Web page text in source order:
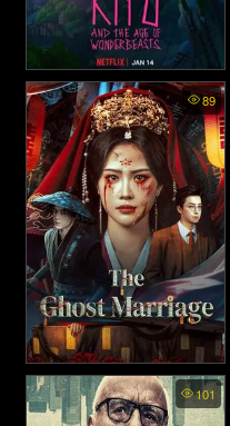
Kipo and the Age of
Wonderbeasts พากย์ไทย - คิ
โปกับยุคของวันเดอร์บีทส์
(2020)
89
The Ghost Marriage - สุสาน
ลวงห้วงอารมณ์ (2026)101